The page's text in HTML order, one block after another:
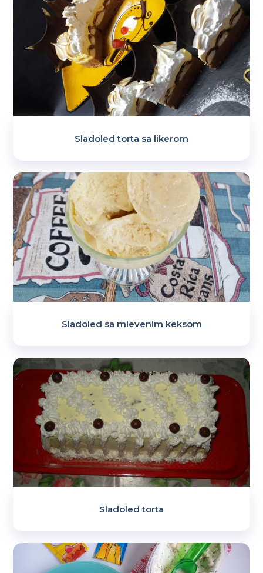
Sladoled torta sa likerom
Sladoled sa mlevenim keksom
Sladoled torta